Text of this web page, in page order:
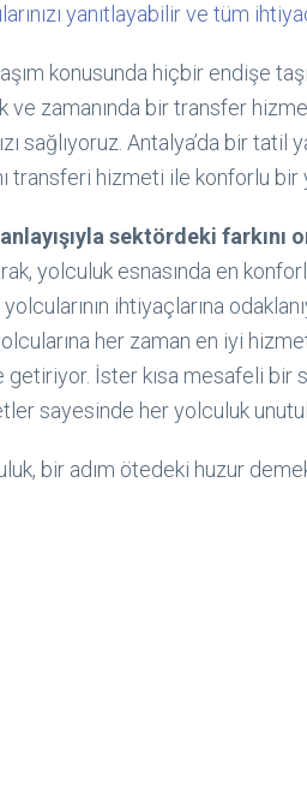
yanıtlayabilir ve tüm
konusunda hiçbir endişe
ve zamanında bir transfer
sağlıyoruz. Antalya’da bir tatil
transferi hizmeti ile konforlu bir
sektördeki farkını
yolculuk esnasında en
ihtiyaçlarına
her zaman en iyi
getiriyor. İster kısa mesafeli
sayesinde her yolculuk
bir adım ötedeki huzur